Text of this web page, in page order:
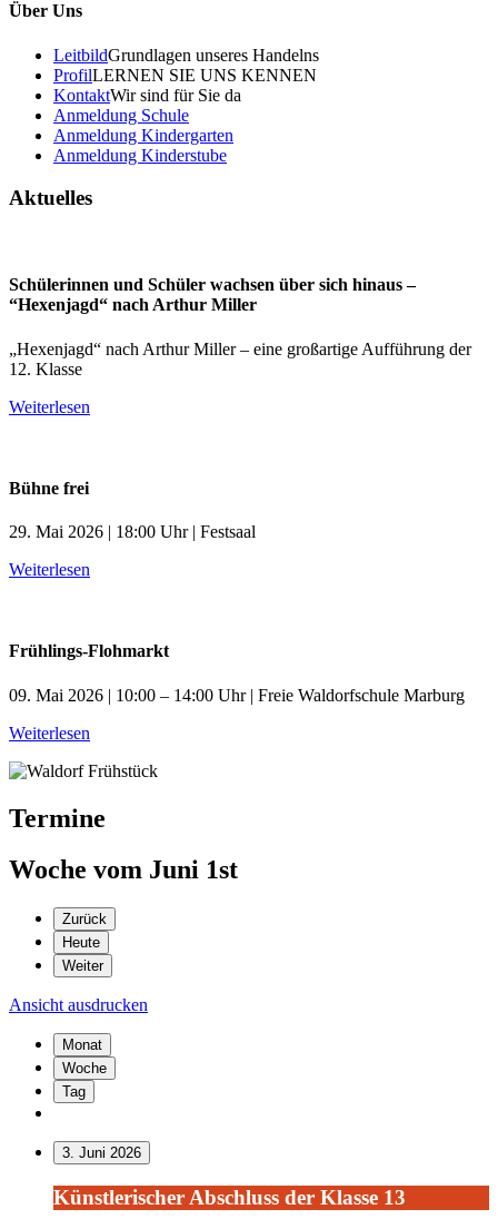
Über Uns
LeitbildGrundlagen unseres Handelns
ProfilLERNEN SIE UNS KENNEN
KontaktWir sind für Sie da
Anmeldung Schule
Anmeldung Kindergarten
Anmeldung Kinderstube
Aktuelles
Schülerinnen und Schüler wachsen über sich hinaus –
“Hexenjagd“ nach Arthur Miller
„Hexenjagd“ nach Arthur Miller – eine großartige Aufführung der
12. Klasse
Weiterlesen
Bühne frei
29. Mai 2026 | 18:00 Uhr | Festsaal
Weiterlesen
Frühlings-Flohmarkt
09. Mai 2026 | 10:00 – 14:00 Uhr | Freie Waldorfschule Marburg
Weiterlesen
Termine
Woche vom Juni 1st
Zurück
Heute
Weiter
Ansicht ausdrucken
Monat
Woche
Tag
3. Juni 2026
Künstlerischer
Abschluss
Künstlerischer Abschluss der Klasse 13